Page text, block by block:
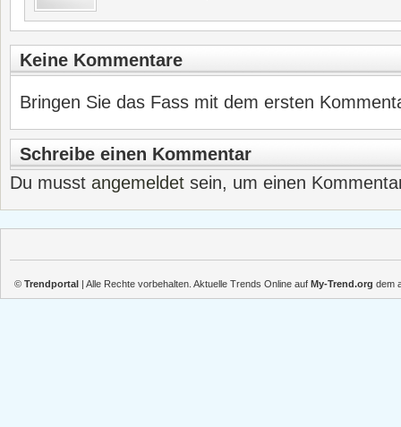
Keine Kommentare
Bringen Sie das Fass mit dem ersten
Schreibe einen Kommentar
Du musst angemeldet sein, um einen
© Trendportal | Alle Rechte vorbehalten. Aktuelle Trends Online auf My-Trend.org dem